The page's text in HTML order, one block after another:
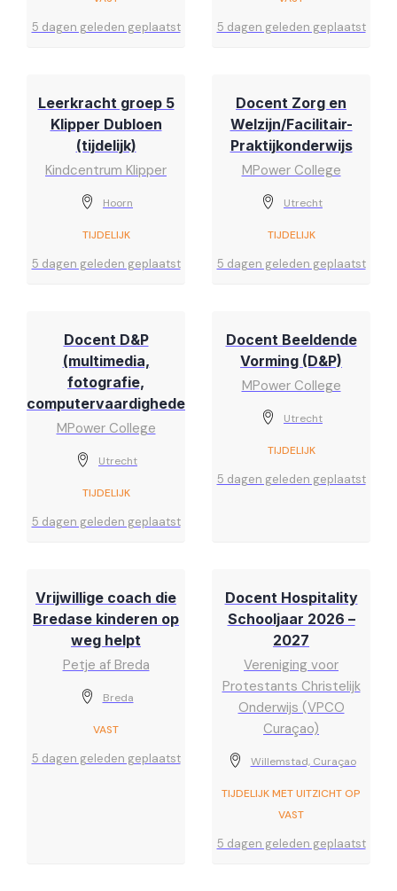
5 dagen geleden geplaatst 5 dagen geleden geplaatst
Leerkracht groep 5
Klipper Dubloen
(tijdelijk)
Kindcentrum Klipper
Hoorn
TIJDELIJK
5 dagen geleden geplaatst
Docent Zorg en
Welzijn/Facilitair-
Praktijkonderwijs
MPower College
Utrecht
TIJDELIJK
5 dagen geleden geplaatst
Docent D&P
(multimedia,
fotografie,
computervaardigheden)
MPower College
Utrecht
TIJDELIJK
5 dagen geleden geplaatst
Docent Beeldende
Vorming (D&P)
MPower College
Utrecht
TIJDELIJK
5 dagen geleden geplaatst
Vrijwillige coach die
Bredase kinderen op
weg helpt
Petje af Breda
Breda
VAST
5 dagen geleden geplaatst
Docent Hospitality
Schooljaar 2026 –
2027
Vereniging voor
Protestants Christelijk
Onderwijs (VPCO
Curaçao)
Willemstad, Curaçao
TIJDELIJK MET UITZICHT OP
VAST
5 dagen geleden geplaatst